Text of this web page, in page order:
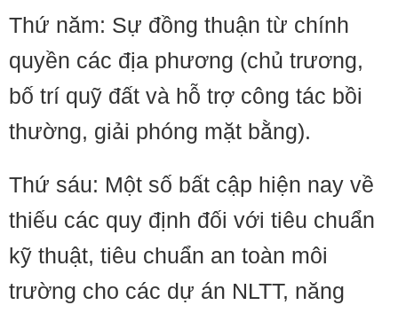
Thứ năm: Sự đồng thuận từ chính
quyền các địa phương (chủ trương,
bố trí quỹ đất và hỗ trợ công tác bồi
thường, giải phóng mặt bằng).
Thứ sáu: Một số bất cập hiện nay về
thiếu các quy định đối với tiêu chuẩn
kỹ thuật, tiêu chuẩn an toàn môi
trường cho các dự án NLTT, năng